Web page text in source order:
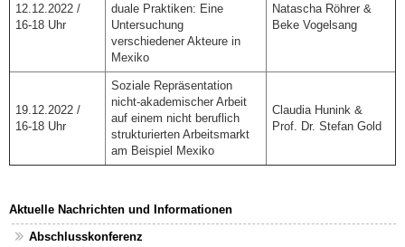
12.12.2022 /
16-18 Uhr
duale Praktiken: Eine
Untersuchung
verschiedener Akteure in
Mexiko
Natascha Röhrer &
Beke Vogelsang
19.12.2022 /
16-18 Uhr
Soziale Repräsentation
nicht-akademischer Arbeit
auf einem nicht beruflich
strukturierten Arbeitsmarkt
am Beispiel Mexiko
Claudia Hunink &
Prof. Dr. Stefan Gold
Aktuelle Nachrichten und Informationen
Abschlusskonferenz